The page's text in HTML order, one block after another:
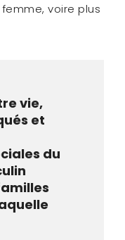
voire plus
vie,
et
du